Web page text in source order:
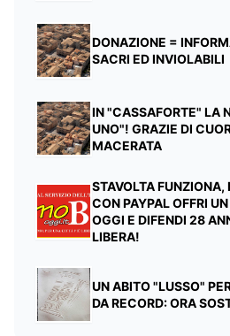
DONAZIONE =
SACRI ED INVIOLABILI
IN "CASSAFORTE" LA
UNO"! GRAZIE DI
MACERATA
STAVOLTA FUNZIONA,
CON PAYPAL OFFRI
OGGI E DIFENDI 28
LIBERA!
UN ABITO "LUSSO"
DA RECORD: ORA